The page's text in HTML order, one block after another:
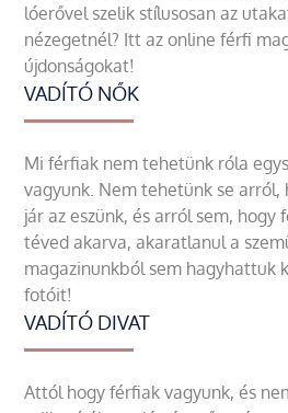
lóerővel szelik stílusosan az
nézegetnél? Itt az online férfi
újdonságokat!
VADÍTÓ NŐK
Mi férfiak nem tehetünk róla
vagyunk. Nem tehetünk se arról,
jár az eszünk, és arról sem, hogy
téved akarva, akaratlanul a
magazinunkból sem hagyhattuk
fotóit!
VADÍTÓ DIVAT
Attól hogy férfiak vagyunk, és